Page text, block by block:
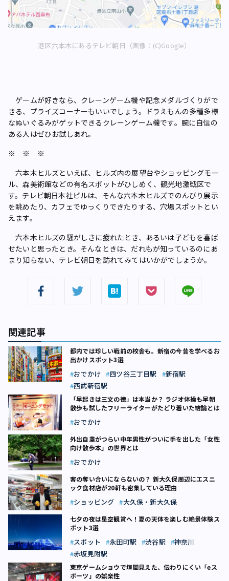
港区六本木にあるテレビ朝日（画像：(C)Google）
ゲームが好きなら、クレーンゲーム機や記念メダルづくりがで
きる、プライズコーナーもいいでしょう。ドラえもんの多種多様
なぬいぐるみがゲットできるクレーンゲーム機です。腕に自信の
ある人はぜひお試しあれ。
※ ※ ※
六本木ヒルズといえば、ヒルズ内の展望台やショッピングモー
ル、森美術館などの有名スポットがひしめく、観光地激戦区で
す。テレビ朝日本社ビルは、そんな六本木ヒルズでのんびり展示
を眺めたり、カフェでゆっくりできたりする、穴場スポットとい
えます。
六本木ヒルズの騒がしさに疲れたとき、あるいは子どもを喜ば
せたいと思ったとき。そんなときは、だれもが知っているのにあ
まり知らない、テレビ朝日を訪れてみてはいかがでしょうか。
関連記事
都内では珍しい戦前の校舎も。新宿の今昔を学べるお
出かけスポット3選
おでかけ 四ツ谷三丁目駅
新宿駅
西武新宿駅
「早起きは三文の徳」は本当か？ ラジオ体操も早朝
散歩も試したフリーライターがたどり着いた結論とは
おでかけ
外出自粛がつらい中年男性がついに手を出した「女性
向け散歩本」の世界とは
おでかけ
客の奪い合いにならないの？ 新大久保周辺にエスニ
ック食材店が20軒も密集している理由
ショッピング 大久保・新大久保
七夕の夜は星空観賞へ！夏の天体を楽しむ絶景体験ス
ポット3選
スポット 永田町駅 渋谷駅
神奈川
赤坂見附駅
東京ゲームショウで垣間見えた、伝わりにくい「eス
ポーツ」の娯楽性